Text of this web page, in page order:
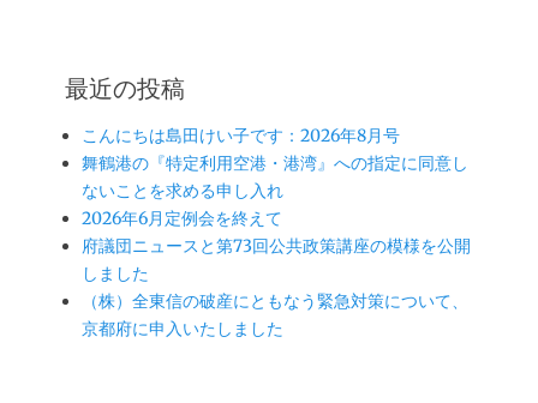
最近の投稿
こんにちは島田けい子です：2026年8月号
舞鶴港の『特定利用空港・港湾』への指定に同意し
ないことを求める申し入れ
2026年6月定例会を終えて
府議団ニュースと第73回公共政策講座の模様を公開
しました
（株）全東信の破産にともなう緊急対策について、
京都府に申入いたしました